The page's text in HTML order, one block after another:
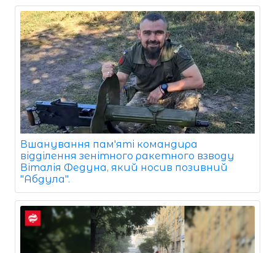
Вшанування пам'яті командира
відділення зенітного ракетного взводу
Віталія Федуна, який носив позивний
"Абдула".